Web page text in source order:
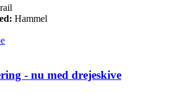
Hammel
- nu med drejeskive